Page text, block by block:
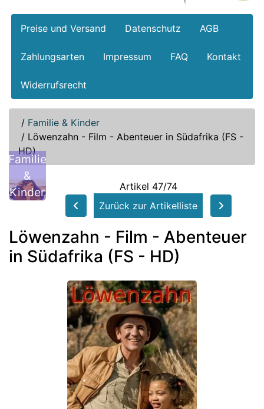
Preise und Versand Datenschutz AGB
Zahlungsarten Impressum FAQ Kontakt
Widerrufsrecht
/ Familie & Kinder
/ Löwenzahn - Film - Abenteuer in Südafrika (FS -
HD)
Familie
&
Kinder
Artikel 47/74
Zurück zur Artikelliste
Löwenzahn - Film - Abenteuer
in Südafrika (FS - HD)